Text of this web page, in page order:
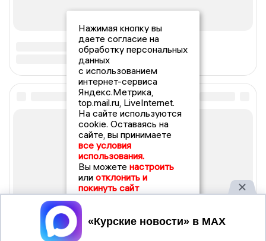
Нажимая кнопку вы
даете согласие на
обработку персональных
данных
с использованием
интернет-сервиса
Яндекс.Метрика,
top.mail.ru, LiveInternet.
На сайте используются
cookie. Оставаясь на
сайте, вы принимаете
все условия
использования.
Вы можете настроить
или отклонить и
покинуть сайт
Принять